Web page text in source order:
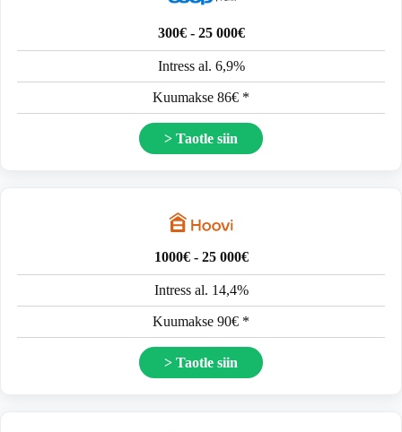
300€ - 25 000€
Intress al. 6,9%
Kuumakse 86€ *
> Taotle siin
1000€ - 25 000€
Intress al. 14,4%
Kuumakse 90€ *
> Taotle siin